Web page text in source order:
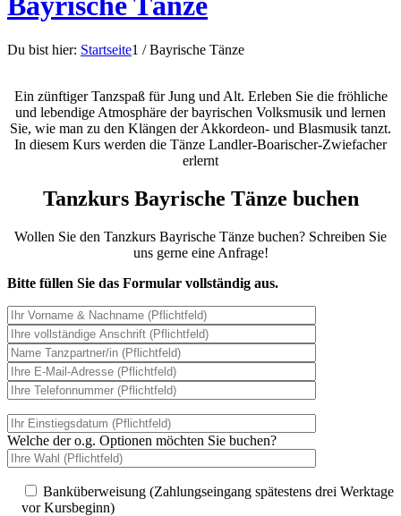
Du bist hier: Startseite1 / Bayrische Tänze
Ein zünftiger Tanzspaß für Jung und Alt. Erleben Sie die fröhliche
und lebendige Atmosphäre der bayrischen Volksmusik und lernen
Sie, wie man zu den Klängen der Akkordeon- und Blasmusik tanzt.
In diesem Kurs werden die Tänze Landler-Boarischer-Zwiefacher
erlernt
Tanzkurs Bayrische Tänze buchen
Wollen Sie den Tanzkurs Bayrische Tänze buchen? Schreiben Sie
uns gerne eine Anfrage!
Bitte füllen Sie das Formular vollständig aus.
Welche der o.g. Optionen möchten Sie buchen?
Banküberweisung (Zahlungseingang spätestens drei Werktage
vor Kursbeginn)